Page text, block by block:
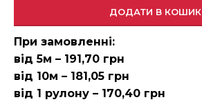
ДОДАТИ В КОШИК
При замовленні:
від 5м – 191,70 грн
від 10м – 181,05 грн
від 1 рулону – 170,40 грн